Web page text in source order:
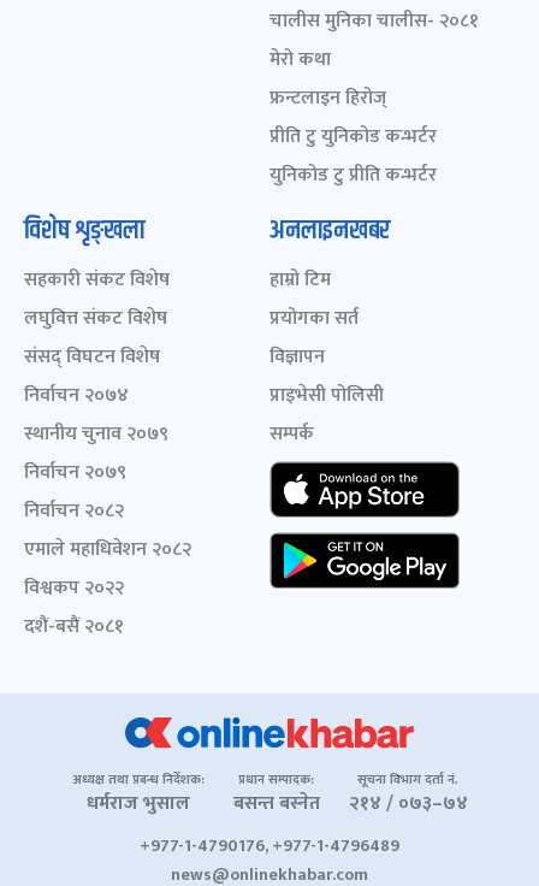
चालीस मुनिका चालीस- २०८१
मेरो कथा
फ्रन्टलाइन हिरोज्
प्रीति टु युनिकोड कन्भर्टर
युनिकोड टु प्रीति कन्भर्टर
विशेष शृङ्खला
सहकारी संकट विशेष
लघुवित्त संकट विशेष
संसद् विघटन विशेष
निर्वाचन २०७४
स्थानीय चुनाव २०७९
निर्वाचन २०७९
निर्वाचन २०८२
एमाले महाधिवेशन २०८२
विश्वकप २०२२
दशैं-बसैं २०८१
अनलाइनखबर
हाम्रो टिम
प्रयोगका सर्त
विज्ञापन
प्राइभेसी पोलिसी
सम्पर्क
अध्यक्ष तथा प्रबन्ध निर्देशक:
धर्मराज भुसाल
प्रधान सम्पादक:
बसन्त बस्नेत
सूचना विभाग दर्ता नं.
२१४ / ०७३–७४
+977-1-4790176, +977-1-4796489
news@onlinekhabar.com